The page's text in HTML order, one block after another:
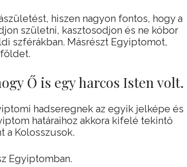
hiszen nagyon fontos, hogy a
születni, kasztosodjon és ne kóbor
szférákban. Másrészt Egyiptomot,
Ő is egy harcos Isten volt.
hadseregnek az egyik jelképe és
határaihoz akkora kifelé tekintő
a Kolosszusok.
Egyiptomban.